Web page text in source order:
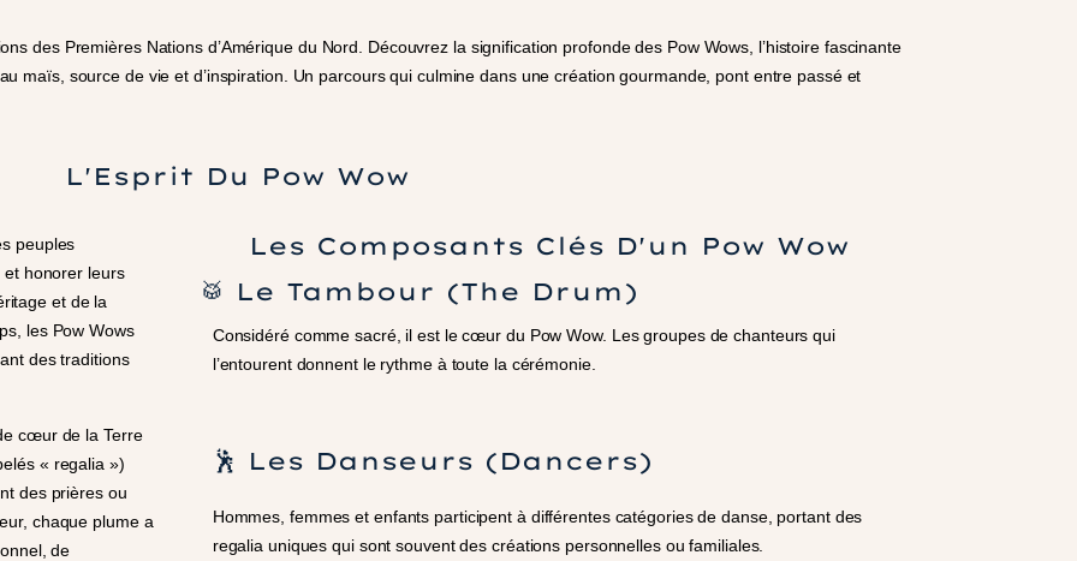
des Premières Nations d’Amérique du Nord. Découvrez la signification profonde des Pow Wows, l’histoire fascinante
maïs, source de vie et d’inspiration. Un parcours qui culmine dans une création gourmande, pont entre passé et
L'Esprit Du Pow Wow
peuples
et honorer leurs
et de la
les Pow Wows
des traditions
cœur de la Terre
« regalia »)
des prières ou
chaque plume a
de
Les Composants Clés D'un Pow Wow
🥁 Le Tambour (The Drum)
Considéré comme sacré, il est le cœur du Pow Wow. Les groupes de chanteurs qui
l’entourent donnent le rythme à toute la cérémonie.
🕺 Les Danseurs (Dancers)
Hommes, femmes et enfants participent à différentes catégories de danse, portant des
regalia uniques qui sont souvent des créations personnelles ou familiales.